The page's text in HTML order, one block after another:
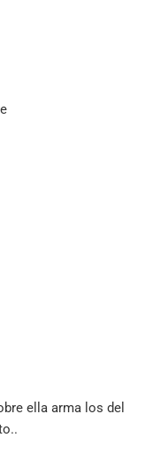
ella arma los del